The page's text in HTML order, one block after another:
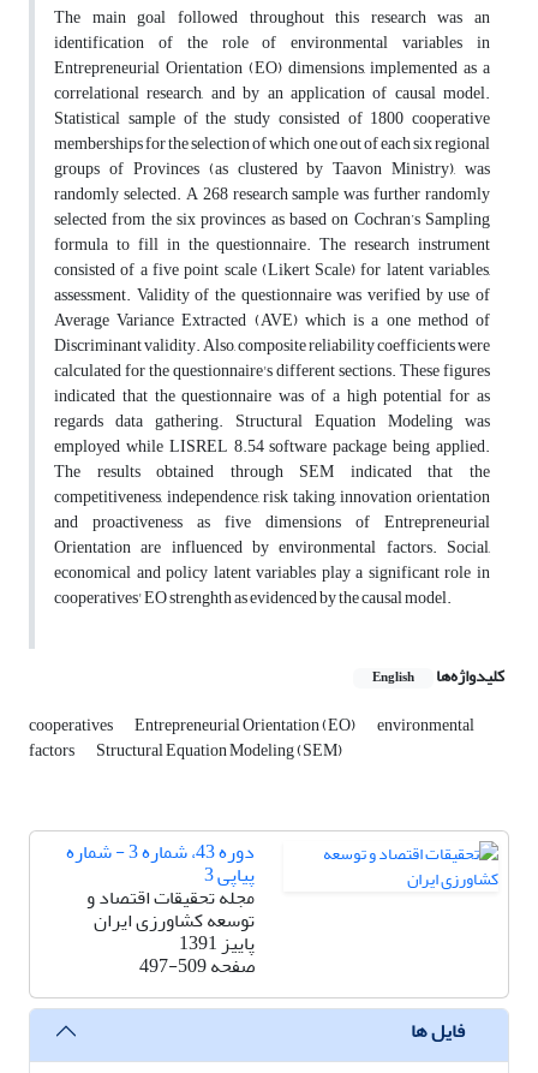
The main goal followed throughout this research was an
identification of the role of environmental variables in
Entrepreneurial Orientation (EO) dimensions, implemented as a
correlational research, and by an application of causal model.
Statistical sample of the study consisted of 1800 cooperative
memberships for the selection of which one out of each six regional
groups of Provinces (as clustered by Taavon Ministry), was
randomly selected. A 268 research sample was further randomly
selected from the six provinces as based on Cochran’s Sampling
formula to fill in the questionnaire. The research instrument
consisted of a five point scale (Likert Scale) for latent variables,
assessment. Validity of the questionnaire was verified by use of
Average Variance Extracted (AVE) which is a one method of
Discriminant validity. Also, composite reliability coefficients were
calculated for the questionnaire's different sections. These figures
indicated that the questionnaire was of a high potential for as
regards data gathering. Structural Equation Modeling was
employed while LISREL 8.54 software package being applied.
The results obtained through SEM indicated that the
competitiveness, independence, risk taking, innovation orientation
and proactiveness as five dimensions of Entrepreneurial
Orientation are influenced by environmental factors. Social,
economical and policy latent variables play a significant role in
cooperatives' EO strenghth as evidenced by the causal model.
کلیدواژه‌ها English
cooperatives Entrepreneurial Orientation (EO) environmental
factors Structural Equation Modeling (SEM)
دوره 43، شماره 3 - شماره
پیاپی 3
مجله تحقیقات اقتصاد و
توسعه کشاورزی ایران
پاییز 1391
صفحه497-509
فایل ها